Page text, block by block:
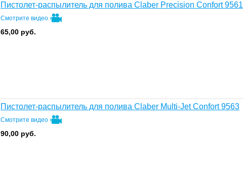
Пистолет-распылитель для полива Claber Precision Confort 9561
Смотрите видео
65,00 руб.
Пистолет-распылитель для полива Claber Multi-Jet Confort 9563
Смотрите видео
90,00 руб.